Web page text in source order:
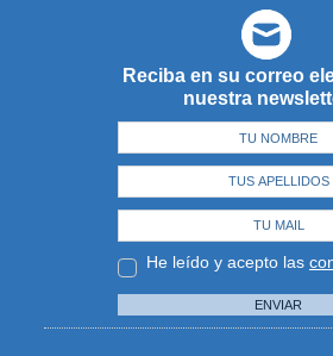
Reciba en su correo
nuestra
He leído y acepto las
ENVIAR